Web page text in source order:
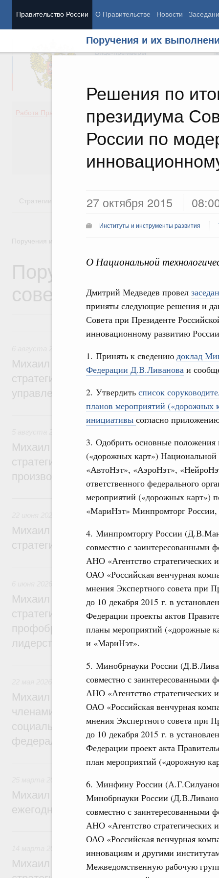
Правительство России О Правительстве Новости
Поручения и их
Решения по
президиума
России по
27 октября 2015
Институты и инструменты развития
О Национальной
Дмитрий Медведев провел
приняты следующие решения и
Совета при Президенте
инновационному развитию
1. Принять к сведению доклад
Федерации Д.В.Ливанова и
2. Утвердить список
планов мероприятий («дорожных
инициативы согласно
3. Одобрить основные положения
(«дорожных карт»)
«АвтоНэт», «АэроНэт»,
ответственного федерального
мероприятий («дорожных карт»)
«МариНэт» Минпромторг
4. Минпромторгу России
совместно с заинтересованными
АНО «Агентство
ОАО «Российская венчурная
мнения Экспертного совета при
до 10 декабря 2015 г. в
Федерации проекты актов
планы мероприятий («дорожные
и «МариНэт».
5. Минобрнауки России
совместно с заинтересованными
АНО «Агентство
ОАО «Российская венчурная
мнения Экспертного совета при
до 10 декабря 2015 г. в
Федерации проект акта
план мероприятий («дорожную
6. Минфину России
Минобрнауки России
совместно с заинтересованными
АНО «Агентство
ОАО «Российская венчурная
инновациям и другими
Межведомственную рабочую
Председатель Правительства
Вице-премьеры
Работа Правительства
Демография
Здоровье
Культура
Государство
Стратегии Государственные программы
Поручения и их выполнение
Поручения
совещаний,
6 августа, четверг
Михаил Мишустин дал поручения по
стратегической сессии о
управления научно-технологическим
5 августа, среда
Михаил Мишустин дал поручения по
стратегической сессии, посвящённой
производительности труда
22 июня, понедельник
Отрасль информационных технологий
Михаил Мишустин дал поручения по
стратегической сессии по развитию
6 июня, суббота
Высшее, послевузовское и непрерывное
Михаил Мишустин дал поручения по
стратегической сессии по развитию
профобразования для достижения
лидерства
22 мая, пятница
Развитие Северного Кавказа
Михаил Мишустин дал поручения по
членами Правительственной комиссии
социально-экономического развития
федерального округа
25 марта, среда
Отчёты Правительства
Михаил Мишустин утвердил поручения
ежегодного отчёта Правительства в
14 марта, суббота
Михаил Мишустин дал поручения по